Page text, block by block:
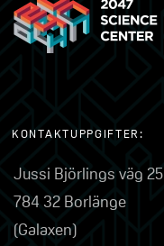
KONTAKTUPPGIFTER:
Jussi Björlings väg 25
784 32 Borlänge
(Galaxen)